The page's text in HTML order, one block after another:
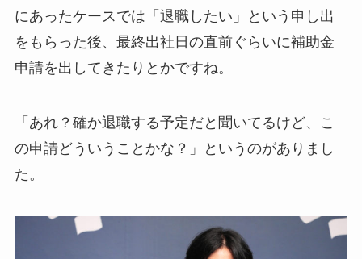
にあったケースでは「退職したい」という申し出
をもらった後、最終出社日の直前ぐらいに補助金
申請を出してきたりとかですね。
「あれ？確か退職する予定だと聞いてるけど、こ
の申請どういうことかな？」というのがありまし
た。